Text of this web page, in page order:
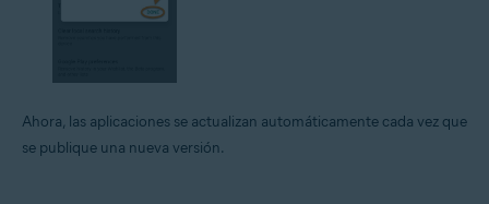
Ahora, las aplicaciones se actualizan automáticamente cada vez que
se publique una nueva versión.